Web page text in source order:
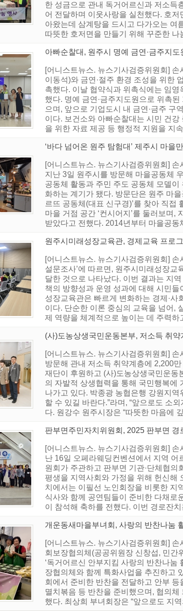
한 성금으로 관내 독거어르신과 저소득
어 전달하며 이웃사랑을 실천했다. 호
아왔는데 삼계탕을 드시고 다가오는 여
따뜻한 호저면을 만들기 위해 꾸준한
아빠순찰대, 원주시 명예 금연·금주지도
[어니스트뉴스. 뉴스기사검증위원회]
이동석)와 금연·절주 환경 조성을 위한
촉했다. 이날 협약식과 위촉식에는 임
했다. 명예 금연·금주지도원으로 위촉
으며, 앞으로 기업도시 내 금연·금주 구
이다. 보건소와 아빠순찰대는 시민 건
을 위한 자료 제공 등 행정적 지원을 지
‘바다 넘어온 원주 탐험대’ 제주시 마을
[어니스트뉴스. 뉴스기사검증위원회]
지난 3일 원주시를 방문해 마을공동체
공동체 활동과 주민 주도 공동체 모델
화하는 계기가 됐다. 방문단은 원주 마
르뜨 공동체(대표 신구경)’를 찾아 직
마을 거점 공간 ‘컨시어지’를 둘러보며
받았다고 전했다. 2014년부터 마을공
원주시미래성장교육관, 경제교육 프로
[어니스트뉴스. 뉴스기사검증위원회]
설문조사’에 따르면, 원주시미래성장교
달한 것으로 나타났다. 이번 결과는 지
책의 방향성과 운영 성과에 대해 시민
성장교육관은 빠르게 변화하는 경제·
이다. 단순한 이론 중심의 교육을 넘어,
제 역량을 체계적으로 높이는 데 주력
(사)도농상생국민운동본부, 저소득 취
[어니스트뉴스. 뉴스기사검증위원회]
방문해 관내 저소득 취약계층에 2,200
재단이 후원하고 (사)도농상생국민운동
의 자발적 상생협력을 통해 국민행복에
나가고 있다. 박종광 농협은행 강원지
할 수 있길 바란다.”라며, “앞으로도 소
다. 원강수 원주시장은 “따뜻한 마음에
판부면주민자치위원회, 2025 판부면 경
[어니스트뉴스. 뉴스기사검증위원회]
난 16일 오페라웨딩컨벤션에서 지역 어
원회가 주관하고 판부면 기관·단체협
평생을 지역사회와 가정을 위해 헌신해
치에서는 이필선 노인회장을 비롯한 지
식사와 함께 공연팀들이 준비한 다채로
이 참석해 축하를 전했다. 이번 경로잔
개운동새마을부녀회, 사랑의 반찬나눔
[어니스트뉴스. 뉴스기사검증위원회]
회보장협의체(공공위원장 신창섭, 민간
‘독거어르신 안부지킴 사랑의 반찬나눔
장협의체와 함께 특화사업을 추진하고
회에서 준비한 반찬을 전달하고 안부
멸치볶음 등 반찬을 준비했으며, 협의
했다. 최상희 부녀회장은 “앞으로도 지